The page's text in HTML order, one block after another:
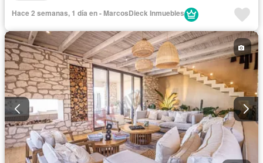
Hace 2 semanas, 1 día en - MarcosDieck Inmuebles